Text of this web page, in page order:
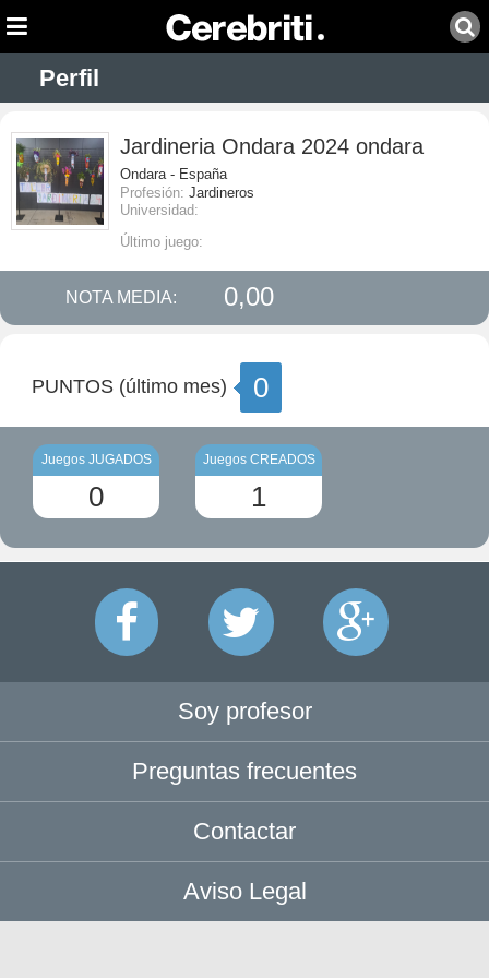
Perfil
Jardineria Ondara 2024 ondara
Ondara - España
Profesión: Jardineros
Universidad:
Último juego:
NOTA MEDIA: 0,00
PUNTOS (último mes) 0
Juegos JUGADOS
0
Juegos CREADOS
1
Soy profesor
Preguntas frecuentes
Contactar
Aviso Legal